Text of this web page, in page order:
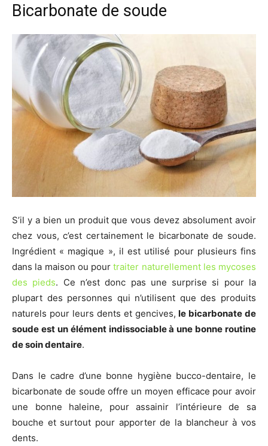
Bicarbonate de soude
S’il y a bien un produit que vous devez absolument avoir
chez vous, c’est certainement le bicarbonate de soude.
Ingrédient « magique », il est utilisé pour plusieurs fins
dans la maison ou pourtraiter naturellement les mycoses
des pieds. Ce n’est donc pas une surprise si pour la
plupart des personnes qui n’utilisent que des produits
naturels pour leurs dents et gencives, le bicarbonate de
soude est un élément indissociable à une bonne routine
de soin dentaire.
Dans le cadre d’une bonne hygiène bucco-dentaire, le
bicarbonate de soude offre un moyen efficace pour avoir
une bonne haleine, pour assainir l’intérieure de sa
bouche et surtout pour apporter de la blancheur à vos
dents.